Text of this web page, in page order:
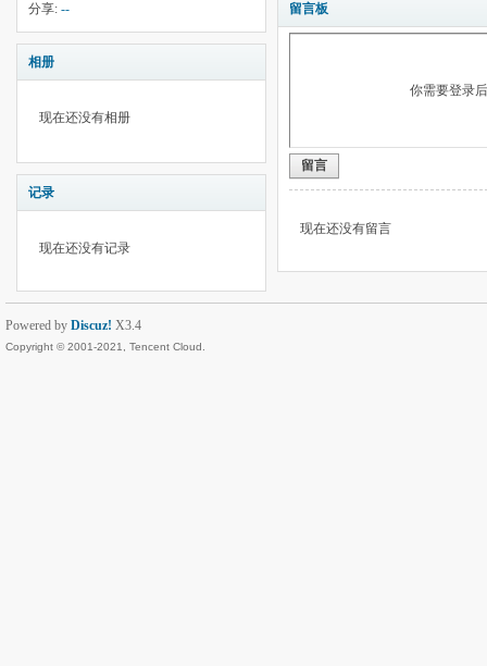
分享: --
相册
现在还没有相册
记录
现在还没有记录
留言板
你需要登录
留言
现在还没有留言
Powered by Discuz! X3.4
Copyright © 2001-2021, Tencent Cloud.